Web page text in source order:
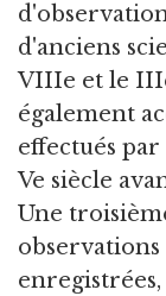
d'anciens
VIIIe et le
également
effectués
Ve siècle
Une